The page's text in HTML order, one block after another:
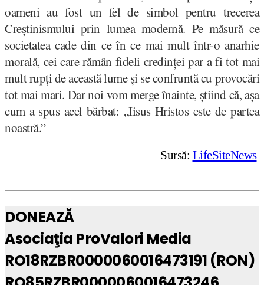
oameni au fost un fel de simbol pentru trecerea
Creștinismului prin lumea modernă. Pe măsură ce
societatea cade din ce în ce mai mult într-o anarhie
morală, cei care rămân fideli credinței par a fi tot mai
mult rupți de această lume și se confruntă cu provocări
tot mai mari. Dar noi vom merge înainte, știind că, așa
cum a spus acel bărbat: „Iisus Hristos este de partea
noastră.”
Sursă: LifeSiteNews
DONEAZĂ
Asociaţia ProValori Media
RO18RZBR0000060016473191 (RON)